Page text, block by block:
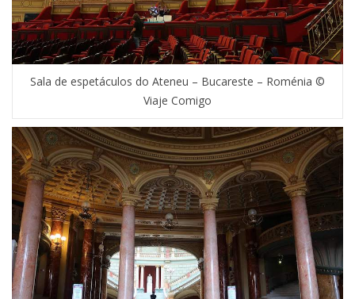
Sala de espetáculos do Ateneu – Bucareste – Roménia ©
Viaje Comigo